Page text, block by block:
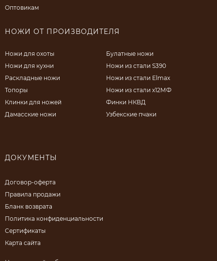
Оптовикам
НОЖИ ОТ ПРОИЗВОДИТЕЛЯ
Ножи для охоты
Ножи для кухни
Раскладные ножи
Топоры
Клинки для ножей
Дамасские ножи
Булатные ножи
Ножи из стали S390
Ножи из стали Elmax
Ножи из стали х12МФ
Финки НКВД
Узбекские пчаки
ДОКУМЕНТЫ
Договор-оферта
Правила продажи
Бланк возврата
Политика конфиденциальности
Сертификаты
Карта сайта